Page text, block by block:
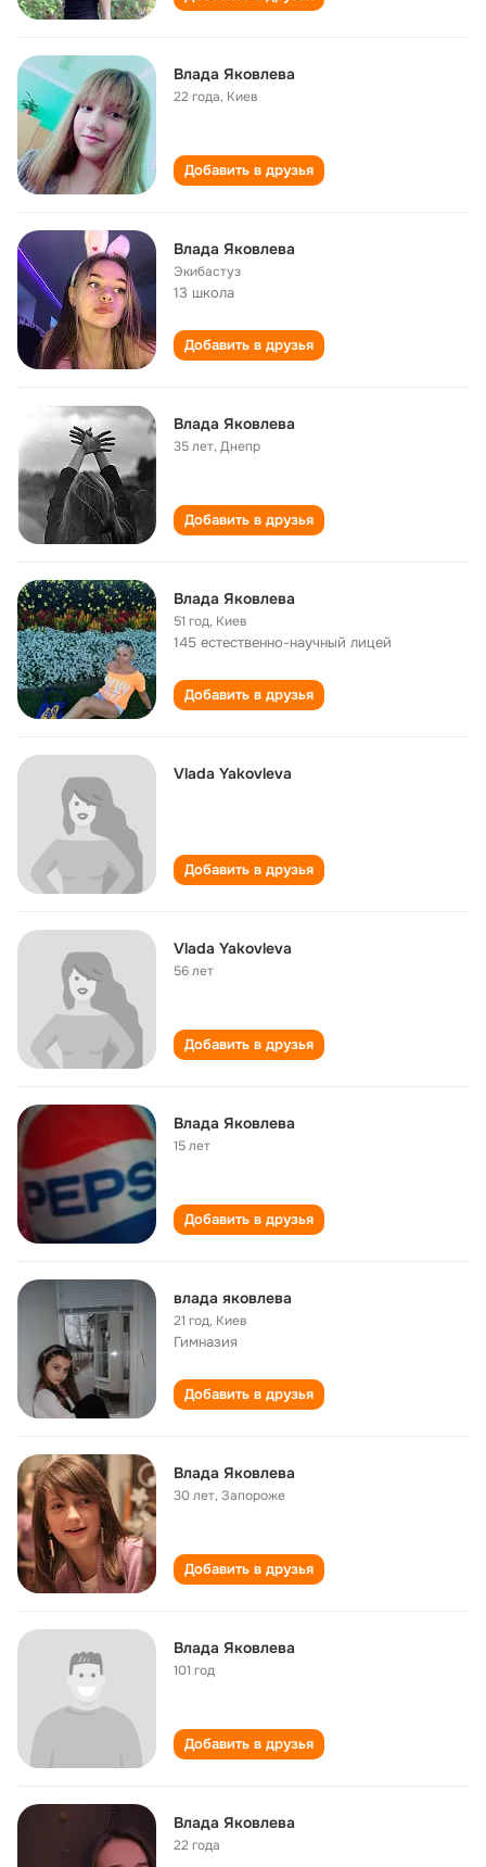
Влада Яковлева
22 года, Киев
Добавить в друзья
Влада Яковлева
Экибастуз
13 школа
Добавить в друзья
Влада Яковлева
35 лет,Днепр
Добавить в друзья
Влада Яковлева
51 год, Киев
145 естественно-научный лицей
Добавить в друзья
Vlada Yakovleva
Добавить в друзья
Vlada Yakovleva
56 лет
Добавить в друзья
Влада Яковлева
15 лет
Добавить в друзья
влада яковлева
21 год, Киев
Гимназия
Добавить в друзья
Влада Яковлева
30 лет,Запороже
Добавить в друзья
Влада Яковлева
101 год
Добавить в друзья
Влада Яковлева
22 года